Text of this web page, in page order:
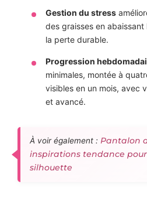
Gestion du stress
des graisses en
la perte durable.
Progression
minimales, montée à
visibles en un mois, avec
et avancé.
À voir également : Pantalon
inspirations tendance
silhouette